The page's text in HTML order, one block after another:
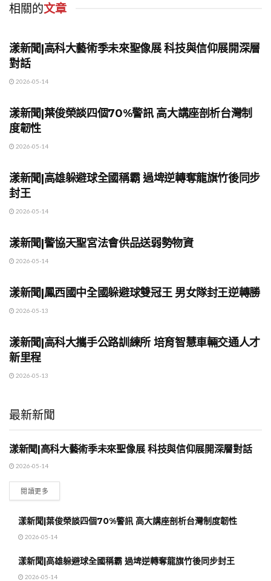
相關的文章
漾新聞|高科大藝術季未來聖像展 科技與信仰展開深層
對話
2026-05-14
漾新聞|葉俊榮談四個70%警訊 高大講座剖析台灣制
度韌性
2026-05-14
漾新聞|高雄躲避球全國稱霸 過埤逆轉奪龍旗竹後同步
封王
2026-05-14
漾新聞|警協天聖宮法會供品送弱勢物資
2026-05-14
漾新聞|鳳西國中全國躲避球雙冠王 男女隊封王逆轉勝
2026-05-13
漾新聞|高科大攜手公路訓練所 培育智慧車輛交通人才
新里程
2026-05-13
最新新聞
地方時事
漾新聞|高科大藝術季未來聖像展 科技與信仰展開深層對話
2026-05-14
閱讀更多
漾新聞|葉俊榮談四個70%警訊 高大講座剖析台灣制度韌性
2026-05-14
漾新聞|高雄躲避球全國稱霸 過埤逆轉奪龍旗竹後同步封王
2026-05-14